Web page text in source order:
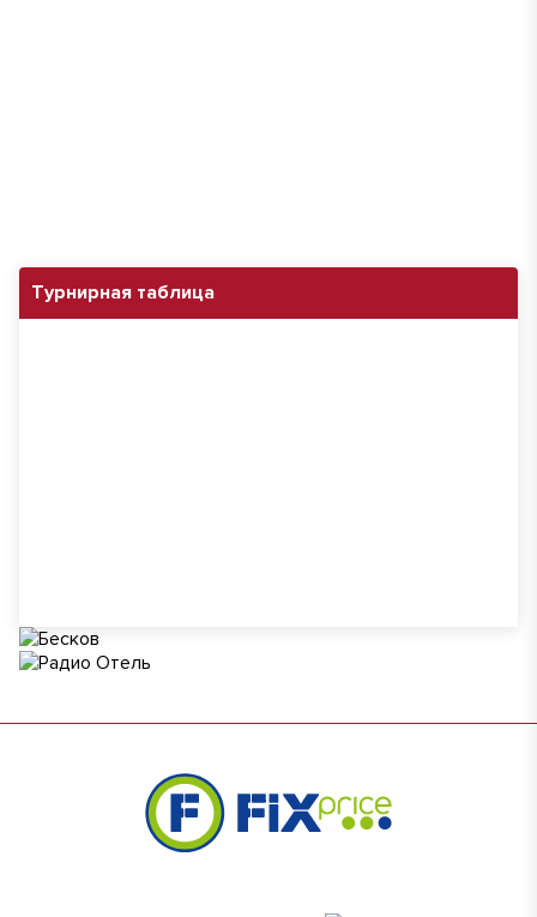
Турнирная таблица